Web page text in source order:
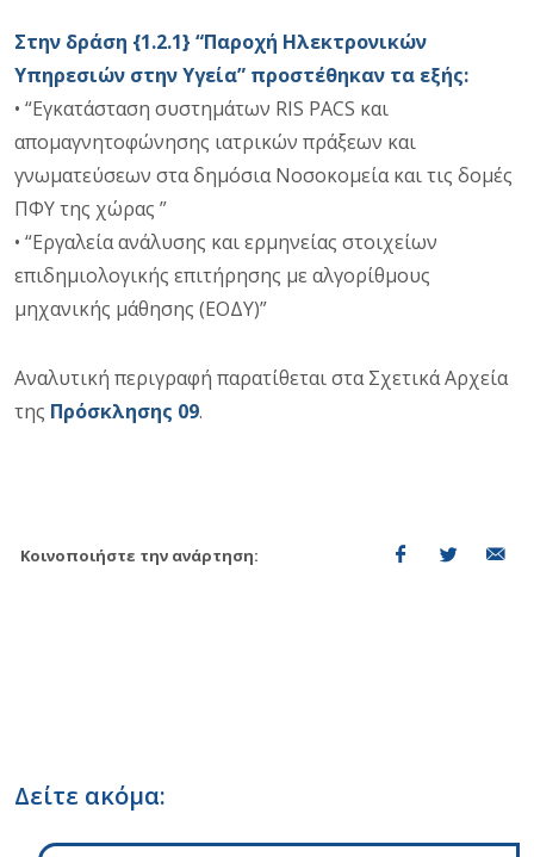
Στην δράση {1.2.1} “Παροχή Ηλεκτρονικών
Υπηρεσιών στην Υγεία” προστέθηκαν τα εξής:
• “Εγκατάσταση συστημάτων RIS PACS και
απομαγνητοφώνησης ιατρικών πράξεων και
γνωματεύσεων στα δημόσια Νοσοκομεία και τις δομές
ΠΦΥ της χώρας ”
• “Εργαλεία ανάλυσης και ερμηνείας στοιχείων
επιδημιολογικής επιτήρησης με αλγορίθμους
μηχανικής μάθησης (ΕΟΔΥ)”
Αναλυτική περιγραφή παρατίθεται στα Σχετικά Αρχεία
της Πρόσκλησης 09.
Κοινοποιήστε την ανάρτηση:
Δείτε ακόμα: